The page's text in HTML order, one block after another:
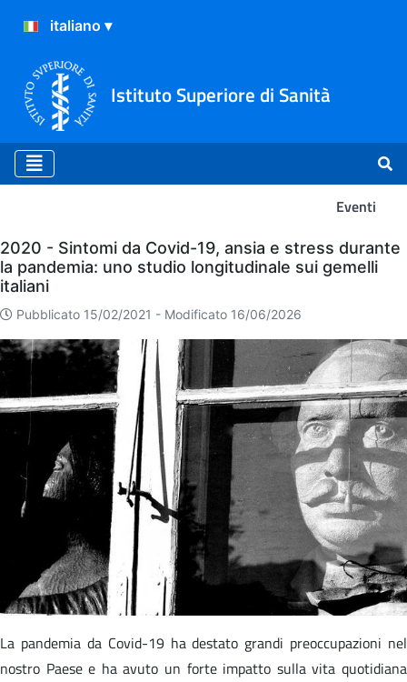
Istituto Superiore di Sanità
Eventi
Eventi
2020 - Sintomi da Covid-19, ansia e stress durante
la pandemia: uno studio longitudinale sui gemelli
italiani
Pubblicato 15/02/2021 - Modificato 16/06/2026
La pandemia da Covid-19 ha destato grandi preoccupazioni nel
nostro Paese e ha avuto un forte impatto sulla vita quotidiana